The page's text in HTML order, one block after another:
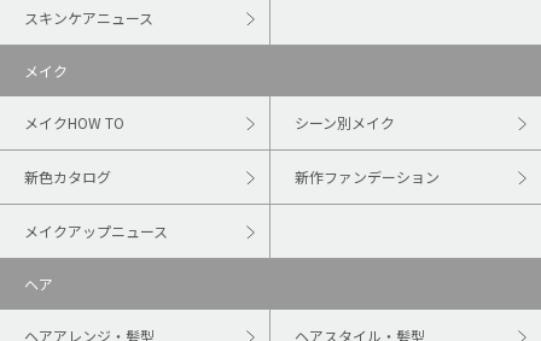
スキンケアニュース
メイク
メイクHOW TO シーン別メイク
新色カタログ 新作ファンデーション
メイクアップニュース
ヘア
ヘアアレンジ・髪型 ヘアスタイル・髪型